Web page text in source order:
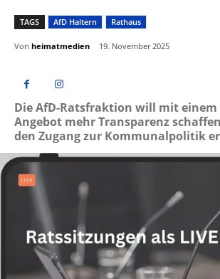
TAGS AfD Haltern Rathaus
Von heimatmedien 19. November 2025
Die AfD-Ratsfraktion will mit einem
Angebot mehr Transparenz
den Zugang zur Kommunalpolitik